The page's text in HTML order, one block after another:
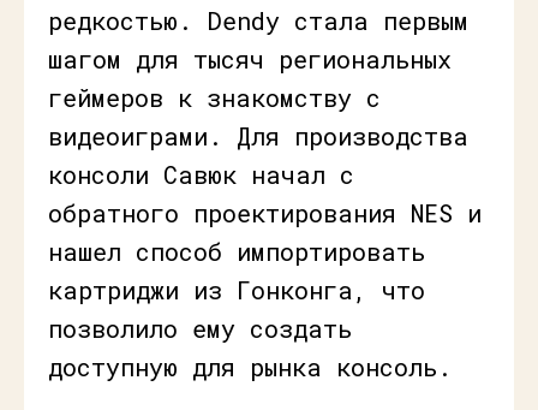
редкостью. Dendy стала первым
шагом для тысяч региональных
геймеров к знакомству с
видеоиграми. Для производства
консоли Савюк начал с
обратного проектирования NES и
нашел способ импортировать
картриджи из Гонконга, что
позволило ему создать
доступную для рынка консоль.